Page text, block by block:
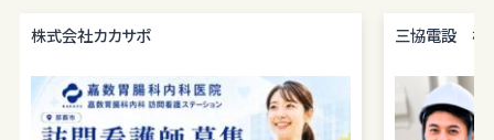
報の提供
属性情報･端末情報・位置情報・行動履歴等に基づく広告・コンテンツ
等の配信・表示、本サービスの提供E. 本サービスの改善・新規サービ
スの開発・マーケティング活動
株式会社カカサポ 三協電設 株